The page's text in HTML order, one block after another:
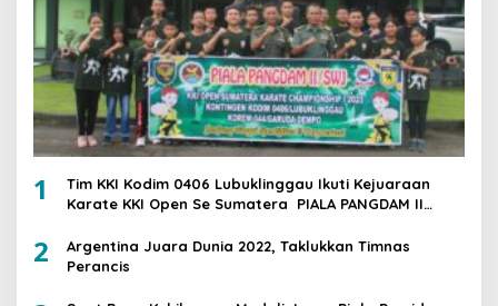
1
Tim KKI Kodim 0406 Lubuklinggau Ikuti Kejuaraan
Karate KKI Open Se Sumatera PIALA PANGDAM II
2
Argentina Juara Dunia 2022, Taklukkan Timnas
Perancis